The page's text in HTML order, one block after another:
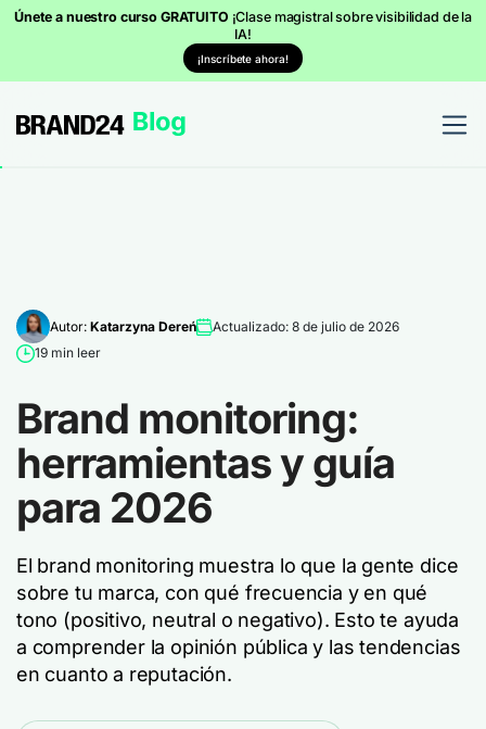
Únete a nuestro curso GRATUITO ¡Clase magistral sobre visibilidad de la
IA!
¡Inscríbete ahora!
Autor: Katarzyna Dereń
Actualizado: 8 de julio de 2026
19 min leer
Brand monitoring:
herramientas y guía
para 2026
El brand monitoring muestra lo que la gente dice
sobre tu marca, con qué frecuencia y en qué
tono (positivo, neutral o negativo). Esto te ayuda
a comprender la opinión pública y las tendencias
en cuanto a reputación.